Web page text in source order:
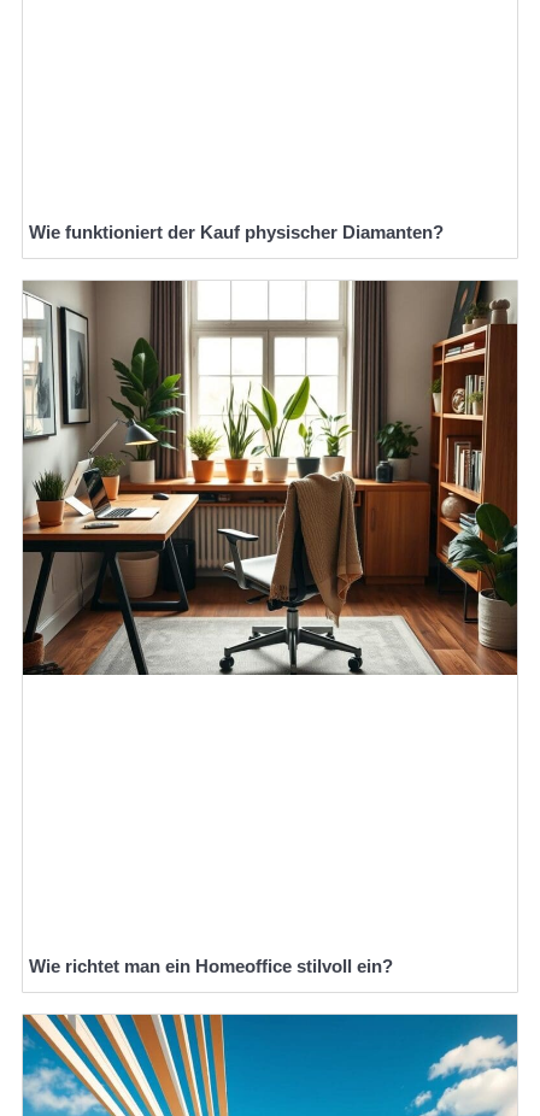
Wie funktioniert der Kauf physischer Diamanten?
Wie richtet man ein Homeoffice stilvoll ein?